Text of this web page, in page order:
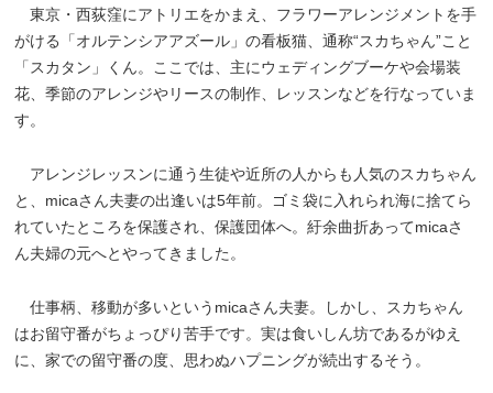
東京・西荻窪にアトリエをかまえ、フラワーアレンジメントを手
がける「オルテンシアアズール」の看板猫、通称“スカちゃん”こと
「スカタン」くん。ここでは、主にウェディングブーケや会場装
花、季節のアレンジやリースの制作、レッスンなどを行なっていま
す。
アレンジレッスンに通う生徒や近所の人からも人気のスカちゃん
と、micaさん夫妻の出逢いは5年前。ゴミ袋に入れられ海に捨てら
れていたところを保護され、保護団体へ。紆余曲折あってmicaさ
ん夫婦の元へとやってきました。
仕事柄、移動が多いというmicaさん夫妻。しかし、スカちゃん
はお留守番がちょっぴり苦手です。実は食いしん坊であるがゆえ
に、家での留守番の度、思わぬハプニングが続出するそう。